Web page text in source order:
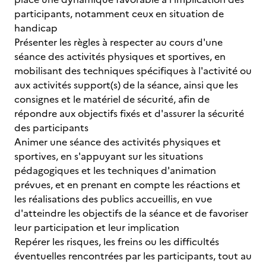
participants, notamment ceux en situation de
handicap
Présenter les règles à respecter au cours d'une
séance des activités physiques et sportives, en
mobilisant des techniques spécifiques à l'activité ou
aux activités support(s) de la séance, ainsi que les
consignes et le matériel de sécurité, afin de
répondre aux objectifs fixés et d'assurer la sécurité
des participants
Animer une séance des activités physiques et
sportives, en s'appuyant sur les situations
pédagogiques et les techniques d'animation
prévues, et en prenant en compte les réactions et
les réalisations des publics accueillis, en vue
d'atteindre les objectifs de la séance et de favoriser
leur participation et leur implication
Repérer les risques, les freins ou les difficultés
éventuelles rencontrées par les participants, tout au